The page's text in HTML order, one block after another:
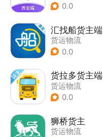
0.0
汇找船货主端
货运物流
0.0
货拉多货主端
货运物流
0.0
狮桥货主
货运物流